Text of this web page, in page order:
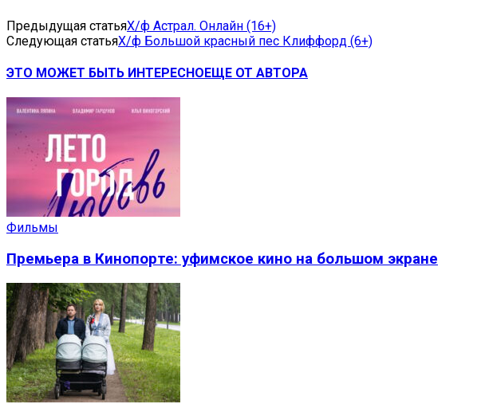
Предыдущая статьяХ/ф Астрал. Онлайн (16+)
Следующая статьяХ/ф Большой красный пес Клиффорд (6+)
ЭТО МОЖЕТ БЫТЬ ИНТЕРЕСНОЕЩЕ ОТ АВТОРА
Фильмы
Премьера в Кинопорте: уфимское кино на большом экране